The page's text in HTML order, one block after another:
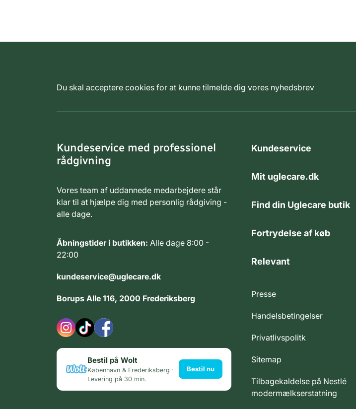
Du skal acceptere cookies for at kunne tilmelde dig vores nyhedsbrev
Kundeservice med professionel
rådgivning
Vores team af uddannede medarbejdere står
klar til at hjælpe dig med personlig rådgiving -
alle dage.
Åbningstider i butikken: Alle dage 8:00 -
22:00
kundeservice@uglecare.dk
Borups Alle 116, 2000 Frederiksberg
Bestil på Wolt
København & Frederiksberg ·
Levering på 30 min.
Bestil nu
Kundeservice
Mit uglecare.dk
Find din Uglecare butik
Fortrydelse af køb
Relevant
Presse
Handelsbetingelser
Privatlivspolitk
Sitemap
Tilbagekaldelse på Nestlé
modermælkserstatning